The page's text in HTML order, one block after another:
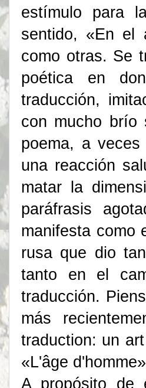
estímulo para
sentido, «En el
como otras. Se
poética en
traducción,
con mucho brío
poema, a
una reacción
matar la
paráfrasis
manifesta como
rusa que dio
tanto en el
traducción.
más
traduction: un
«L'âge
A propósito de